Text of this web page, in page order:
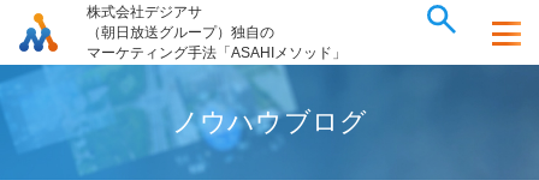
株式会社デジアサ
（朝日放送グループ）独自の
マーケティング手法「ASAHIメソッド」
ノウハウブロ グ